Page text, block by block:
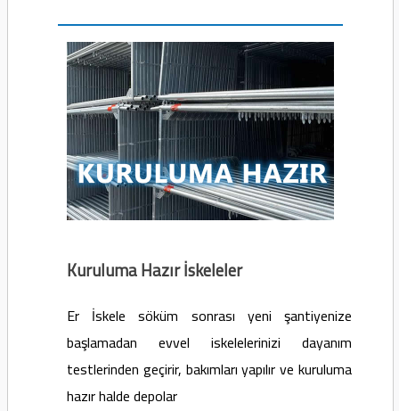
Kuruluma Hazır İskeleler
Er İskele söküm sonrası yeni şantiyenize
başlamadan evvel iskelelerinizi dayanım
testlerinden geçirir, bakımları yapılır ve kuruluma
hazır halde depolar